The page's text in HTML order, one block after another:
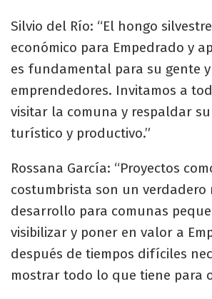
Silvio del Río: “El hongo
económico para Empedrado y
es fundamental para su gente
emprendedores. Invitamos a
visitar la comuna y respaldar
turístico y productivo.”
Rossana García: “Proyectos
costumbrista son un verdadero
desarrollo para comunas
visibilizar y poner en valor a
después de tiempos difíciles
mostrar todo lo que tiene para